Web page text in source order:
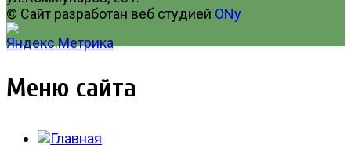
© Сайт разработан веб студией ONy
Меню сайта